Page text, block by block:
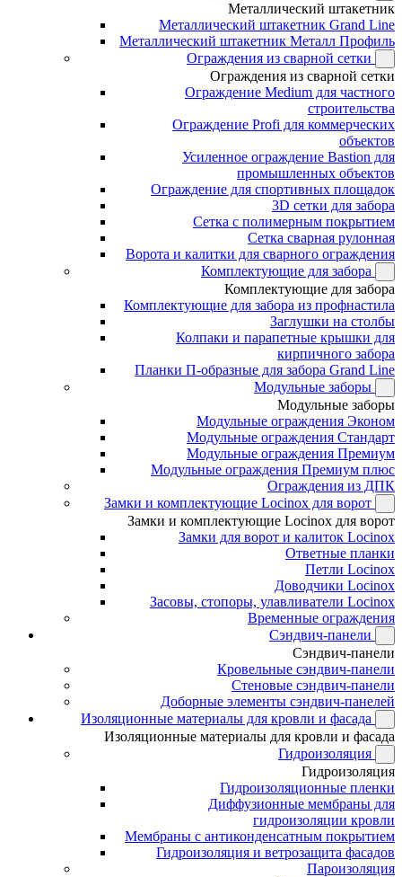
Металлический штакетник
Металлический штакетник Grand Line
Металлический штакетник Металл Профиль
Ограждения из сварной сетки
Ограждения из сварной сетки
Ограждение Medium для частного
строительства
Ограждение Profi для коммерческих
объектов
Усиленное ограждение Bastion для
промышленных объектов
Ограждение для спортивных площадок
3D сетки для забора
Сетка с полимерным покрытием
Сетка сварная рулонная
Ворота и калитки для сварного ограждения
Комплектующие для забора
Комплектующие для забора
Комплектующие для забора из профнастила
Заглушки на столбы
Колпаки и парапетные крышки для
кирпичного забора
Планки П-образные для забора Grand Line
Модульные заборы
Модульные заборы
Модульные ограждения Эконом
Модульные ограждения Стандарт
Модульные ограждения Премиум
Модульные ограждения Премиум плюс
Ограждения из ДПК
Замки и комплектующие Locinox для ворот
Замки и комплектующие Locinox для ворот
Замки для ворот и калиток Locinox
Ответные планки
Петли Locinox
Доводчики Locinox
Засовы, стопоры, улавливатели Locinox
Временные ограждения
Сэндвич-панели
Сэндвич-панели
Кровельные сэндвич-панели
Стеновые сэндвич-панели
Доборные элементы сэндвич-панелей
Изоляционные материалы для кровли и фасада
Изоляционные материалы для кровли и фасада
Гидроизоляция
Гидроизоляция
Гидроизоляционные пленки
Диффузионные мембраны для
гидроизоляции кровли
Мембраны с антиконденсатным покрытием
Гидроизоляция и ветрозащита фасадов
Пароизоляция